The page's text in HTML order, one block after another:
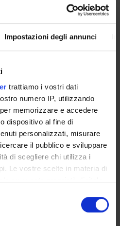
Impostazioni degli annunci
trattiamo i vostri dati
numero IP, utilizzando
memorizzare e accedere
dispositivo al fine di
personalizzati, misurare
il pubblico e sviluppare
di scegliere chi utilizza i
Le vostre scelte in materia di
su questa proprietà digitale
consenso in qualsiasi
sui cookie o facendo clic
OFFICES